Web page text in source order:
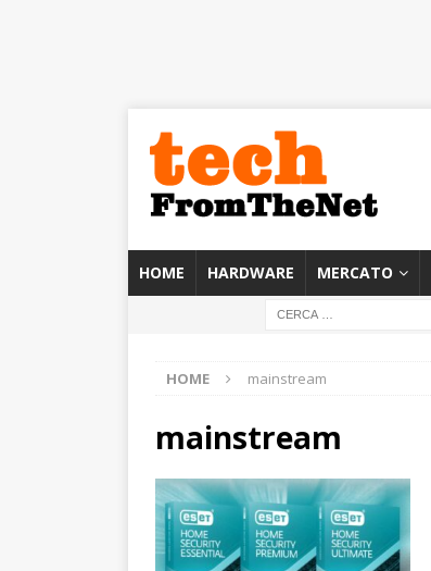
HOME HARDWARE MERCATO
HOME mainstream
mainstream